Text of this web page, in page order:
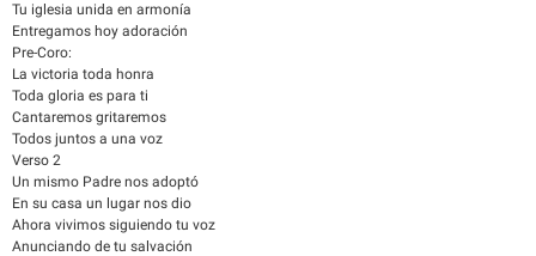
Tu iglesia unida en armonía
Entregamos hoy adoración
Pre-Coro:
La victoria toda honra
Toda gloria es para ti
Cantaremos gritaremos
Todos juntos a una voz
Verso 2
Un mismo Padre nos adoptó
En su casa un lugar nos dio
Ahora vivimos siguiendo tu voz
Anunciando de tu salvación